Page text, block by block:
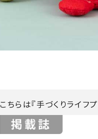
こちらは『手づくりライ